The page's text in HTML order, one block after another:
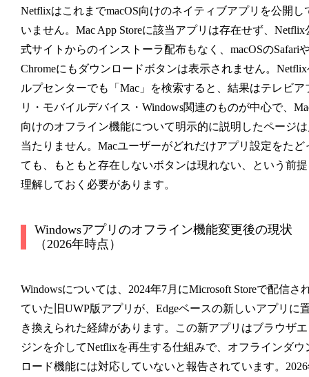
NetflixはこれまでmacOS向けのネイティブアプリを公開し
いません。Mac App Storeに該当アプリは存在せず、Netflix
式サイトからのインストーラ配布もなく、macOSのSafari
Chromeにもダウンロードボタンは表示されません。Netflix
ルプセンターでも「Mac」を検索すると、結果はテレビア
リ・モバイルデバイス・Windows関連のものが中心で、
向けのオフライン機能について明示的に説明したページ
当たりません。Macユーザーがどれだけアプリ設定をたど
ても、もともと存在しないボタンは現れない、という前
理解しておく必要があります。
Windowsアプリのオフライン機能変更後の現状
（2026年時点）
Windowsについては、2024年7月にMicrosoft Storeで配信さ
ていた旧UWP版アプリが、Edgeベースの新しいアプリに
き換えられた経緯があります。この新アプリはブラウザ
ジンを介してNetflixを再生する仕組みで、オフラインダウ
ロード機能には対応していないと報告されています。